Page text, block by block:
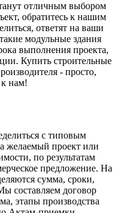
отличным выбором
обратитесь к нашим
ответят на ваши
модульные здания
выполнения проекта,
Купить строительные
- просто,
нам!
с типовым
желаемый проект или
по результатам
предложение. На
сумма, сроки,
составляем договор
этапы производства